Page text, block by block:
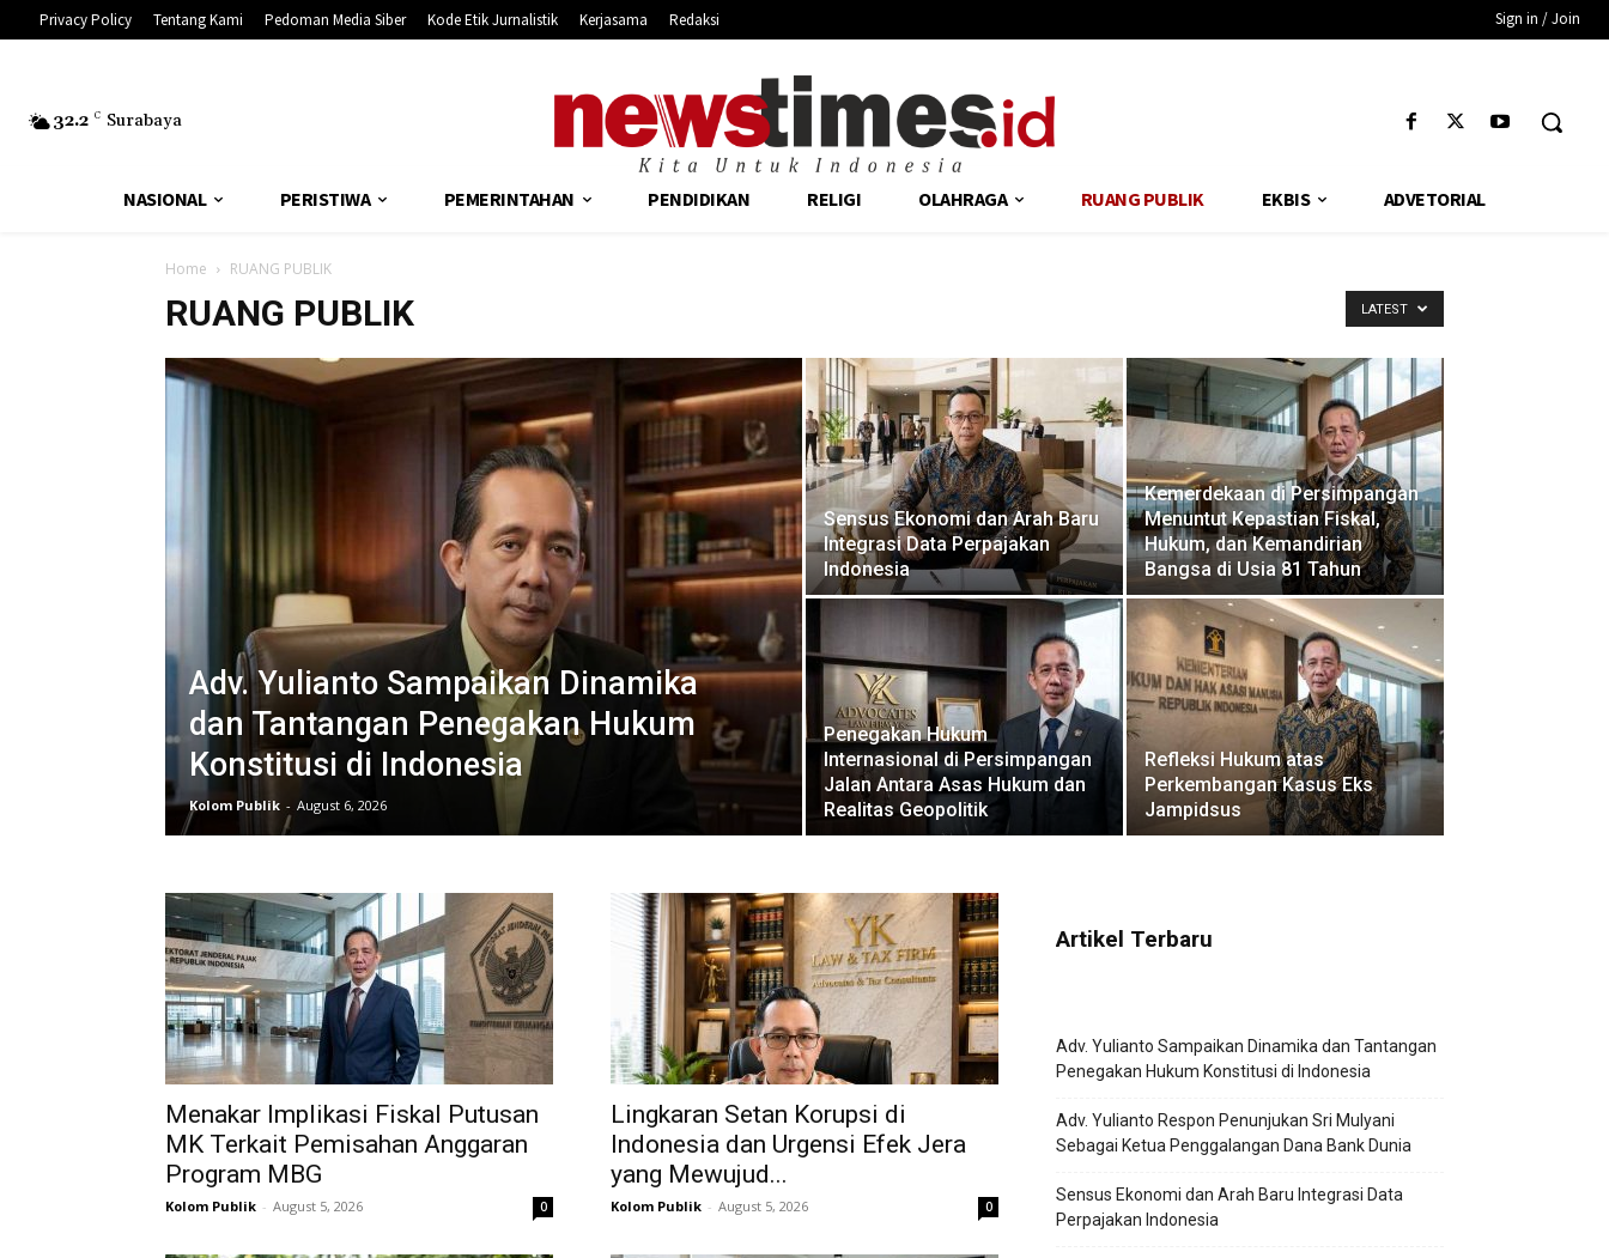
Privacy Policy Tentang Kami Pedoman Media Siber Kode Etik Jurnalistik Kerjasama Redaksi Sign in / Join
32.2 C Surabaya
NASIONAL PERISTIWA PEMERINTAHAN PENDIDIKAN RELIGI OLAHRAGA RUANG PUBLIK EKBIS ADVETORIAL
Home RUANG PUBLIK
RUANG PUBLIK LATEST
Adv. Yulianto Sampaikan Dinamika
dan Tantangan Penegakan Hukum
Konstitusi di Indonesia
Kolom Publik - August 6, 2026
Sensus Ekonomi dan Arah Baru
Integrasi Data Perpajakan
Indonesia
Kemerdekaan di Persimpangan
Menuntut Kepastian Fiskal,
Hukum, dan Kemandirian
Bangsa di Usia 81 Tahun
Penegakan Hukum
Internasional di Persimpangan
Jalan Antara Asas Hukum dan
Realitas Geopolitik
Refleksi Hukum atas
Perkembangan Kasus Eks
Jampidsus
Menakar Implikasi Fiskal Putusan
MK Terkait Pemisahan Anggaran
Program MBG
Kolom Publik - August 5, 2026 0
Lingkaran Setan Korupsi di
Indonesia dan Urgensi Efek Jera
yang Mewujud...
Kolom Publik - August 5, 2026 0
Artikel Terbaru
Adv. Yulianto Sampaikan Dinamika dan Tantangan
Penegakan Hukum Konstitusi di Indonesia
Adv. Yulianto Respon Penunjukan Sri Mulyani
Sebagai Ketua Penggalangan Dana Bank Dunia
Sensus Ekonomi dan Arah Baru Integrasi Data
Perpajakan Indonesia